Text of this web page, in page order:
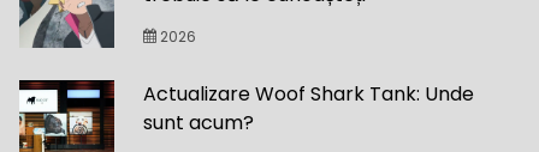
2026
Actualizare Woof Shark Tank: Unde
sunt acum?